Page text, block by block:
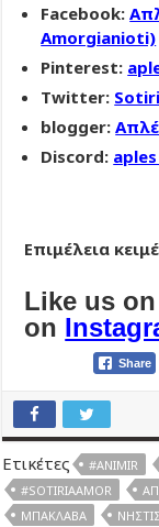
Facebook:
Amorgianioti)
Pinterest:
Twitter:
blogger:
Discord:
Επιμέλεια
Like us on
on
Share
Ετικέτες #ANIMIR
#SOTIRIAAMOR
ΜΠΑΚΛΑΒΆ